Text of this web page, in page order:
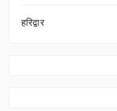
हरिद्वार